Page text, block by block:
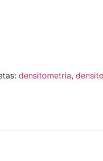
densitometria,